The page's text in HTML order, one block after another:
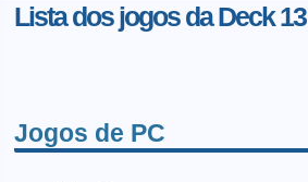
Lista dos jogos da Deck 13
Jogos de PC